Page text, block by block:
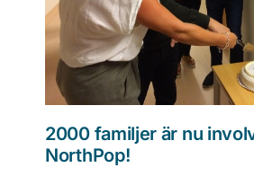
2000 familjer är nu
NorthPop!